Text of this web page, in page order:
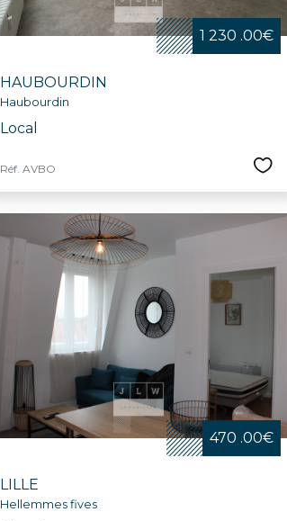
1 230 .00€
HAUBOURDIN
Haubourdin
Local
Réf. AVBO
470 .00€
LILLE
Hellemmes fives